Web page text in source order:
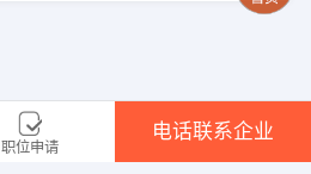
职位申请
电话联系企业